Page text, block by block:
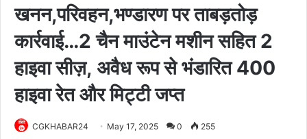
खनन,परिवहन,भण्डारण पर ताबड़तोड़
कार्रवाई…2 चैन माउंटेन मशीन सहित 2
हाइवा सीज़, अवैध रूप से भंडारित 400
हाइवा रेत और मिट्टी जप्त
CGKHABAR24 May 17, 2025 0 255